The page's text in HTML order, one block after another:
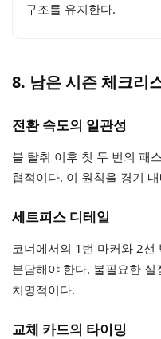
구조를 유지한다.
8. 남은 시즌 체크리
전환 속도의 일관성
볼 탈취 이후 첫 두 번의 패
협적이다. 이 원칙을 경기
세트피스 디테일
코너에서의 1번 마커와 2선
분담해야 한다. 불필요한
치명적이다.
교체 카드의 타이밍